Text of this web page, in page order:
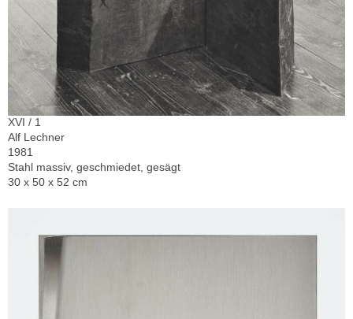
XVI / 1
Alf Lechner
1981
Stahl massiv, geschmiedet, gesägt
30 x 50 x 52 cm